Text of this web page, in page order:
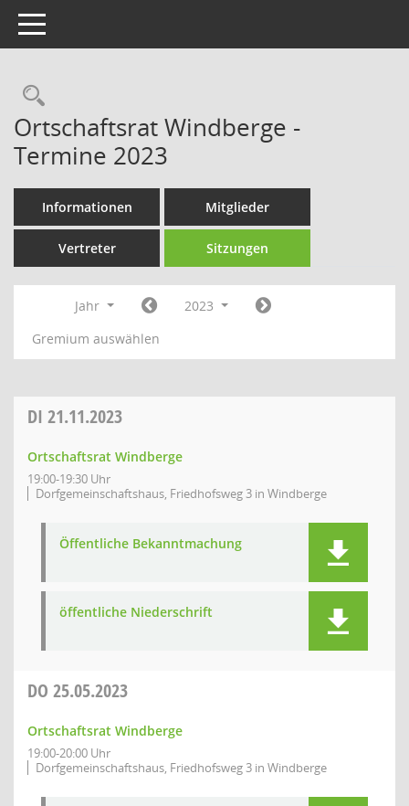
Toggle navigation
Rechercheauswahl
Ortschaftsrat Windberge -
Termine 2023
Informationen Mitglieder
Vertreter Sitzungen
Jahr
2023
Gremium auswählen
DI 21.11.2023
Ortschaftsrat Windberge
19:00-19:30 Uhr
Dorfgemeinschaftshaus, Friedhofsweg 3 in Windberge
Öffentliche Bekanntmachung
öffentliche Niederschrift
DO 25.05.2023
Ortschaftsrat Windberge
19:00-20:00 Uhr
Dorfgemeinschaftshaus, Friedhofsweg 3 in Windberge